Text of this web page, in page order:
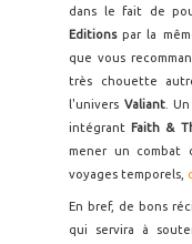
dans le fait de
Editionspar la
que vous
très chouette
l'univers Valiant.
intégrant Faith &
mener un combat
voyages temporels,
En bref, de bons
qui servira à